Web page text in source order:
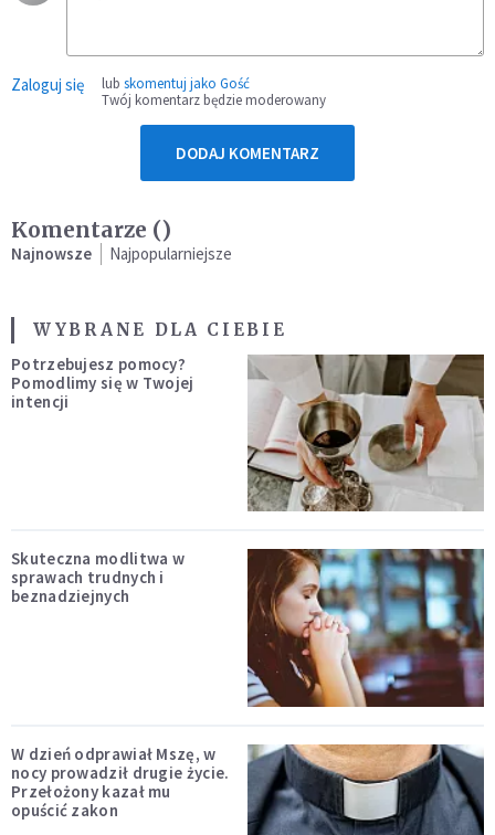
Zaloguj się lub skomentuj jako Gość
Twój komentarz będzie moderowany
DODAJ KOMENTARZ
Komentarze ()
Najnowsze Najpopularniejsze
WYBRANE DLA CIEBIE
Potrzebujesz pomocy?
Pomodlimy się w Twojej
intencji
Skuteczna modlitwa w
sprawach trudnych i
beznadziejnych
W dzień odprawiał Mszę, w
nocy prowadził drugie życie.
Przełożony kazał mu
opuścić zakon